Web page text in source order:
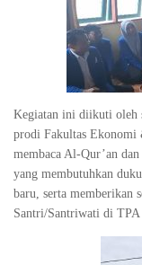
Kegiatan ini diikuti oleh
prodi Fakultas Ekonomi
membaca Al-Qur’an
yang membutuhkan
baru, serta memberikan
Santri/Santriwati di TPA